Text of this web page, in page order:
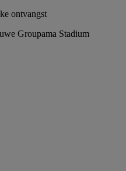
ontvangst
Groupama Stadium